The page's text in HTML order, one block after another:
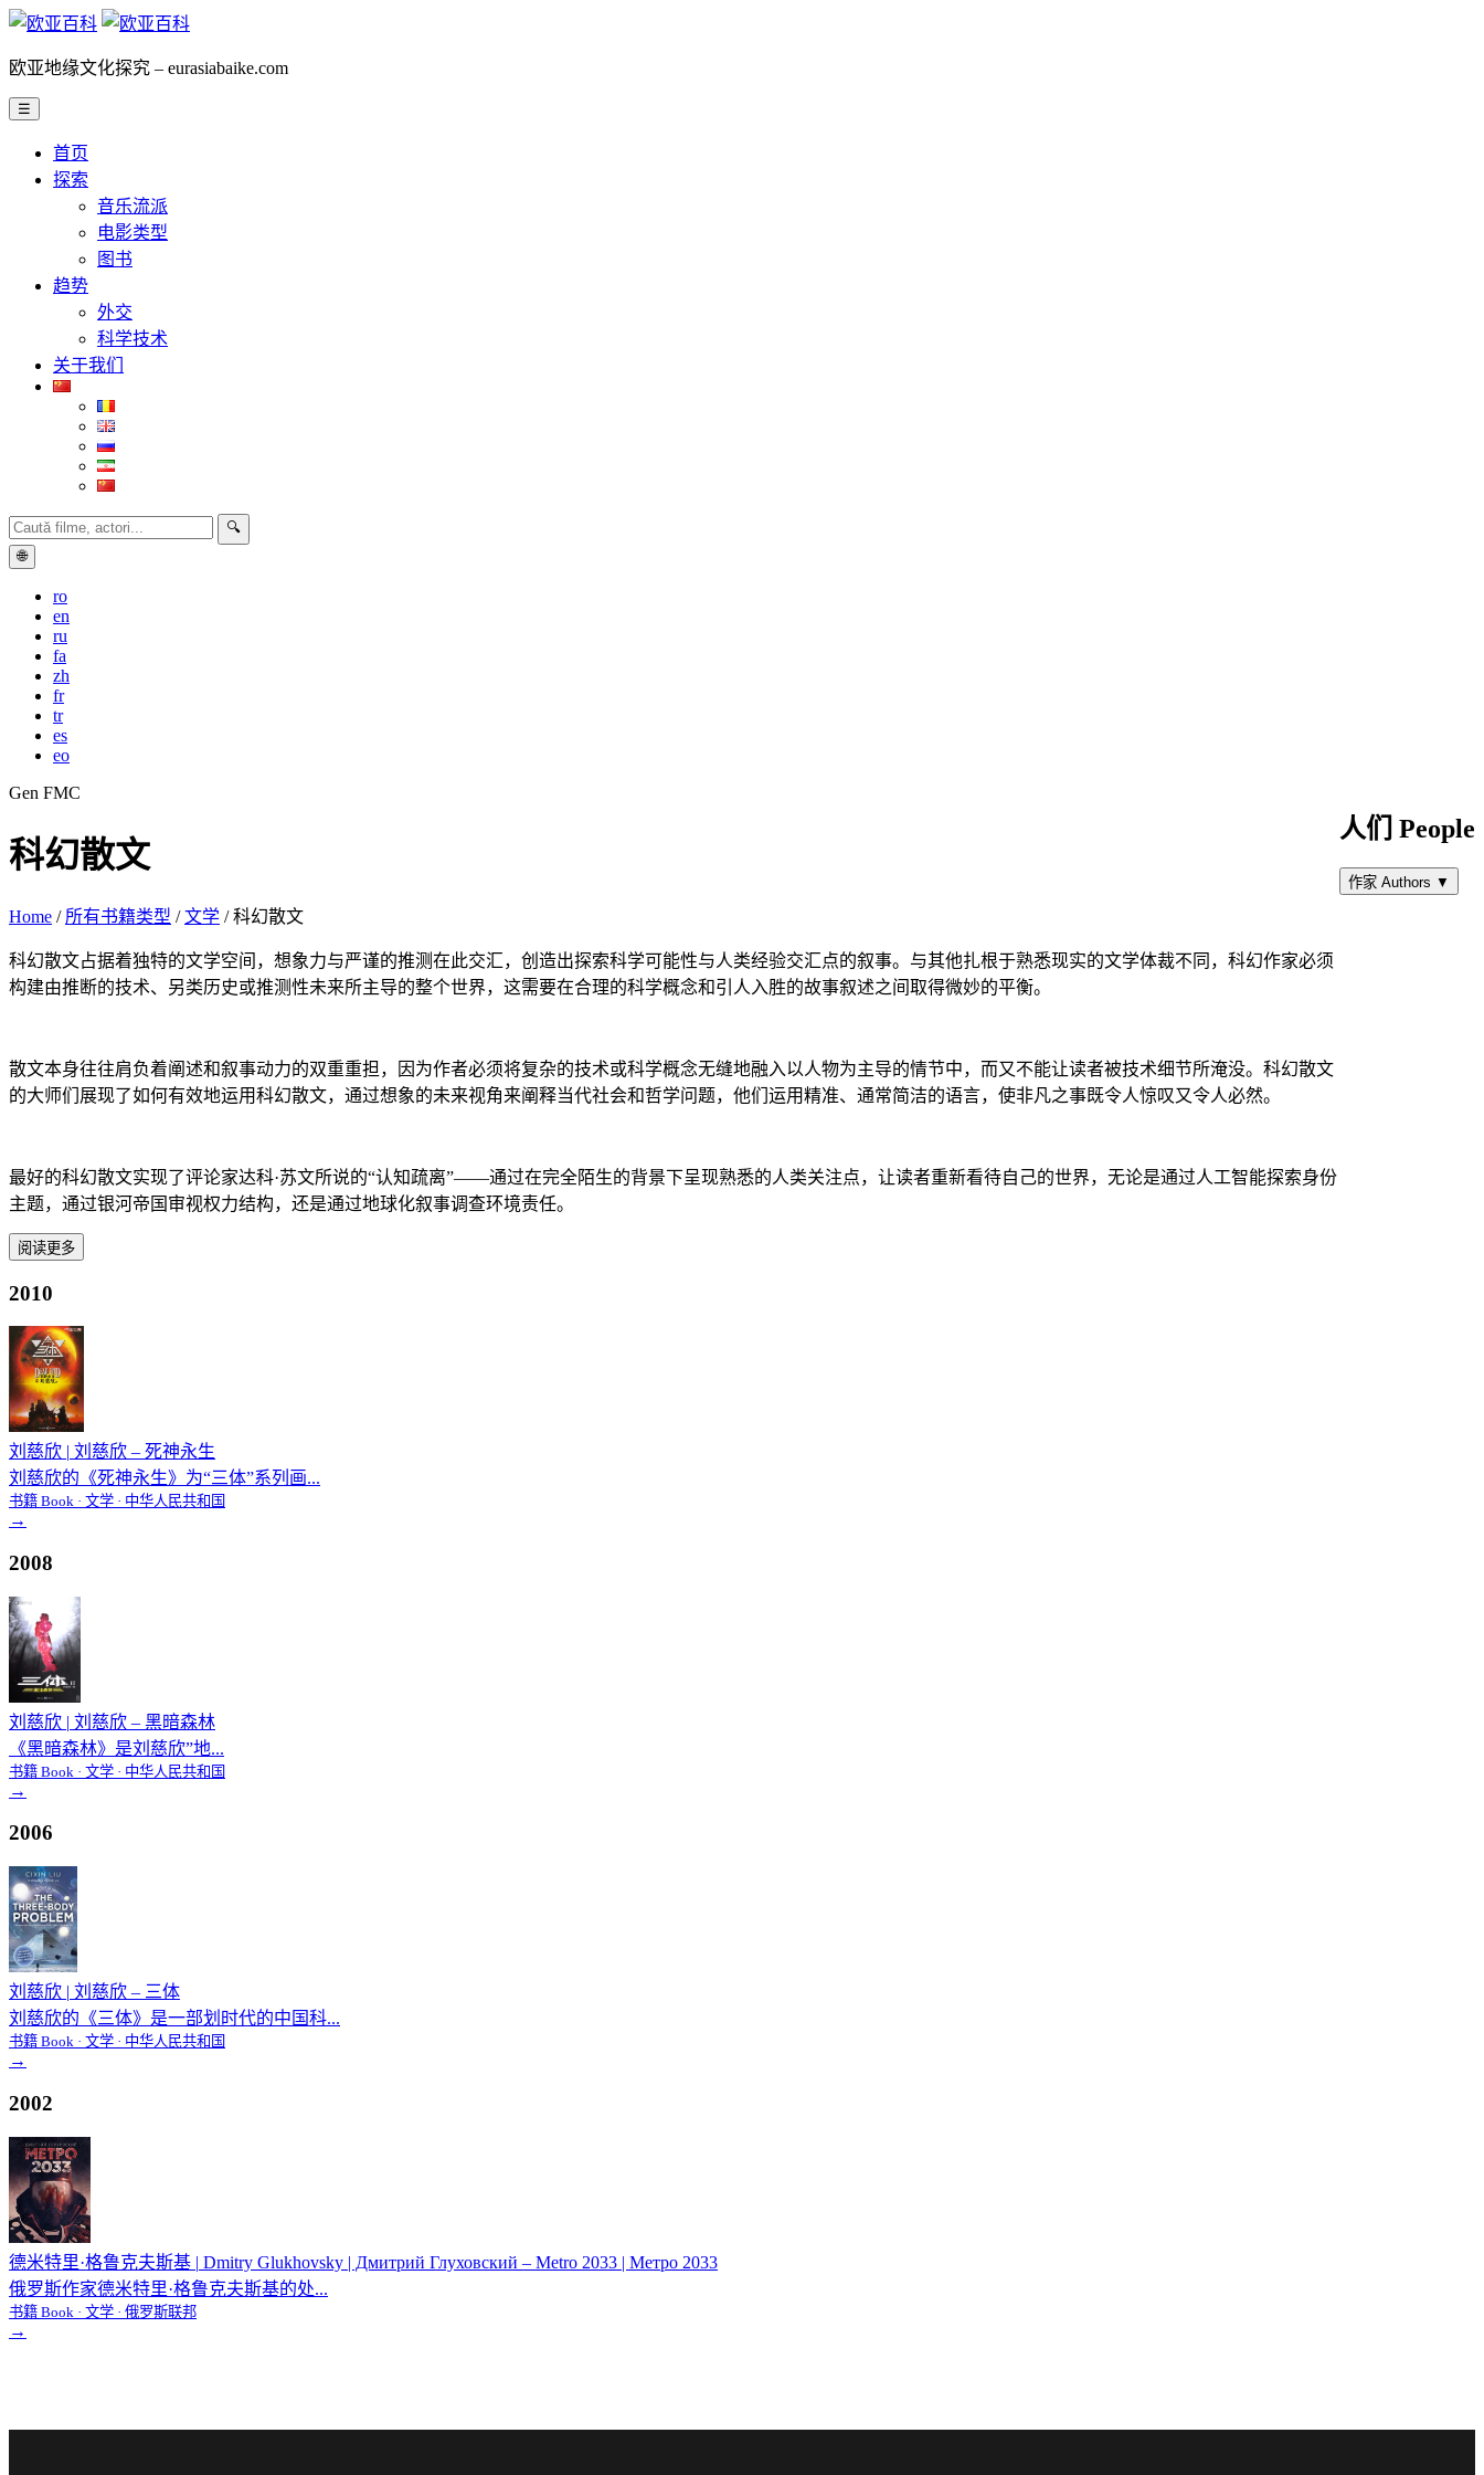
欧亚地缘文化探究 – eurasiabaike.com
☰
首页
探索
音乐流派
电影类型
图书
趋势
外交
科学技术
关于我们
🔍
🌐
ro
en
ru
fa
zh
fr
tr
es
eo
Gen FMC
科幻散文
Home / 所有书籍类型 /文学 /科幻散文
科幻散文占据着独特的文学空间，想象力与严谨的推测在此交汇，创造出探索科学可能性与人类经验交汇点的叙事。与其他扎根于熟悉现实的文学体裁不同，科幻作家必须
构建由推断的技术、另类历史或推测性未来所主导的整个世界，这需要在合理的科学概念和引人入胜的故事叙述之间取得微妙的平衡。
散文本身往往肩负着阐述和叙事动力的双重重担，因为作者必须将复杂的技术或科学概念无缝地融入以人物为主导的情节中，而又不能让读者被技术细节所淹没。科幻散文
的大师们展现了如何有效地运用科幻散文，通过想象的未来视角来阐释当代社会和哲学问题，他们运用精准、通常简洁的语言，使非凡之事既令人惊叹又令人必然。
最好的科幻散文实现了评论家达科·苏文所说的“认知疏离”——通过在完全陌生的背景下呈现熟悉的人类关注点，让读者重新看待自己的世界，无论是通过人工智能探索身份
主题，通过银河帝国审视权力结构，还是通过地球化叙事调查环境责任。
阅读更多
2010
刘慈欣 | 刘慈欣 – 死神永生
刘慈欣的《死神永生》为“三体”系列画...
书籍 Book · 文学 · 中华人民共和国
→
2008
刘慈欣 | 刘慈欣 – 黑暗森林
《黑暗森林》是刘慈欣”地...
书籍 Book · 文学 · 中华人民共和国
→
2006
刘慈欣 | 刘慈欣 – 三体
刘慈欣的《三体》是一部划时代的中国科...
书籍 Book · 文学 · 中华人民共和国
→
2002
德米特里·格鲁克夫斯基 | Dmitry Glukhovsky | Дмитрий Глуховский – Metro 2033 | Метро 2033
俄罗斯作家德米特里·格鲁克夫斯基的处...
书籍 Book · 文学 · 俄罗斯联邦
→
人们 People
作家 Authors ▼